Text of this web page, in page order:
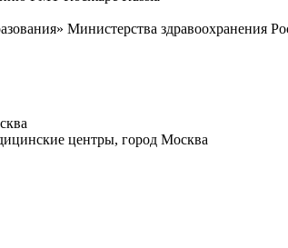
Министерства здравоохранения
центры, город Москва